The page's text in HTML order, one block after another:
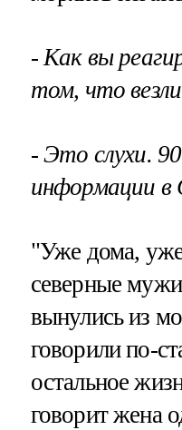
- Как вы
том, что
- Это слухи.
информации
"Уже дома,
северные
вынулись из
говорили по-
остальное
говорит жена